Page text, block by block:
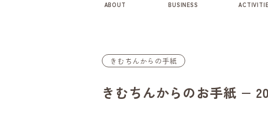
ABOUT BUSINESS
きむちんからの手紙
きむちんからのお手紙 −